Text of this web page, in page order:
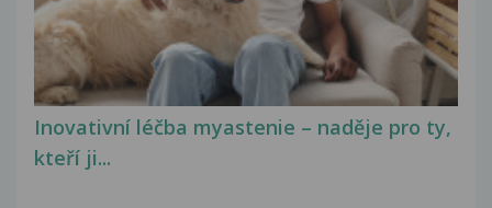
Inovativní léčba myastenie – naděje pro ty,
kteří ji...